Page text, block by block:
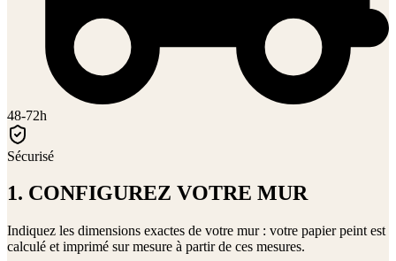
48-72h
Sécurisé
1. CONFIGUREZ VOTRE MUR
Indiquez les dimensions exactes de votre mur : votre papier peint est
calculé et imprimé sur mesure à partir de ces mesures.